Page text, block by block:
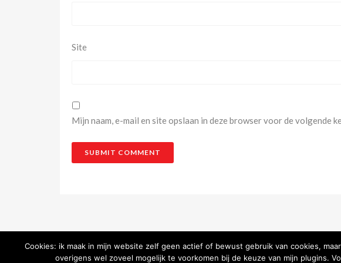
Site
Mijn naam, e-mail en site opslaan in deze browser voor de volgende
Cookies: ik maak in mijn website zelf geen actief of bewust gebruik van cookies,
overigens wel zoveel mogelijk te voorkomen bij de keuze van mijn plugins.